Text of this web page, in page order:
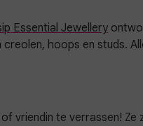
Essential Jewellery
hoops en studs.
vriendin te verrassen!